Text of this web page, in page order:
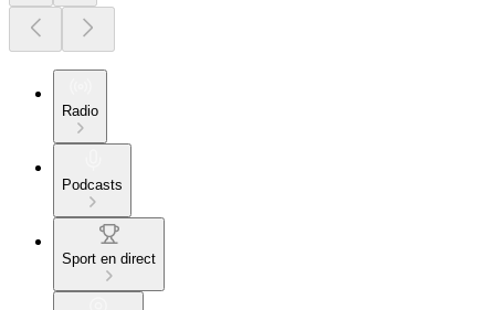
Radio
Podcasts
Sport en direct